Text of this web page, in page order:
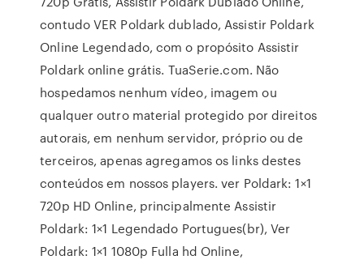
contudo VER Poldark dublado, Assistir Poldark
Online Legendado, com o propósito Assistir
Poldark online grátis. TuaSerie.com. Não
hospedamos nenhum vídeo, imagem ou
qualquer outro material protegido por direitos
autorais, em nenhum servidor, próprio ou de
terceiros, apenas agregamos os links destes
conteúdos em nossos players. ver Poldark: 1×1
720p HD Online, principalmente Assistir
Poldark: 1×1 Legendado Portugues(br), Ver
Poldark: 1×1 1080p Fulla hd Online,